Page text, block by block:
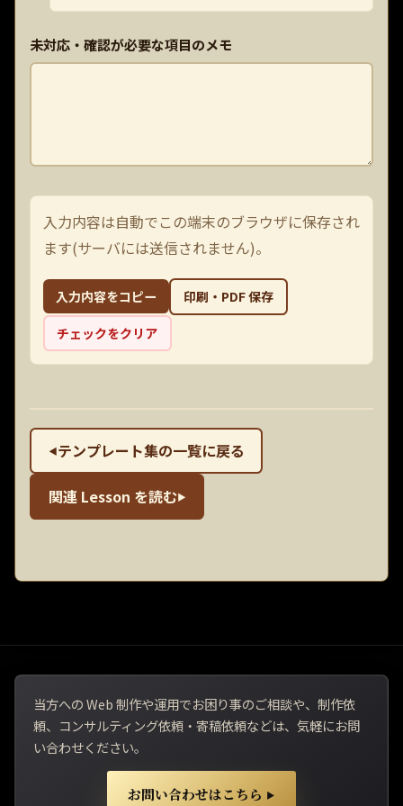
未対応・確認が必要な項目のメモ
入力内容は自動でこの端末のブラウザに保存され
ます(サーバには送信されません)。
入力内容をコピー 印刷・PDF 保存
チェックをクリア
◀テンプレート集の一覧に戻る
関連 Lesson を読む▶
当方への Web 制作や運用でお困り事のご相談や、制作依
頼、コンサルティング依頼・寄稿依頼などは、気軽にお問
い合わせください。
お問い合わせはこちら ▶